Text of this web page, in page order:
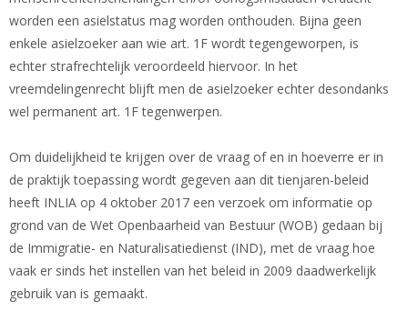
worden een asielstatus mag worden onthouden. Bijna geen
enkele asielzoeker aan wie art. 1F wordt tegengeworpen, is
echter strafrechtelijk veroordeeld hiervoor. In het
vreemdelingenrecht blijft men de asielzoeker echter desondanks
wel permanent art. 1F tegenwerpen.
Om duidelijkheid te krijgen over de vraag of en in hoeverre er in
de praktijk toepassing wordt gegeven aan dit tienjaren-beleid
heeft INLIA op 4 oktober 2017 een verzoek om informatie op
grond van de Wet Openbaarheid van Bestuur (WOB) gedaan bij
de Immigratie- en Naturalisatiedienst (IND), met de vraag hoe
vaak er sinds het instellen van het beleid in 2009 daadwerkelijk
gebruik van is gemaakt.